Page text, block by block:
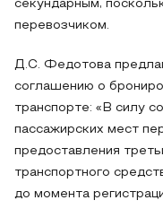
секундарным,
перевозчиком.
Д.С. Федотова
соглашению о
транспорте: «В силу
пассажирских мест
предоставления
транспортного
до момента